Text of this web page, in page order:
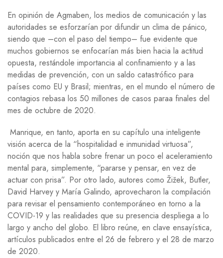
En opinión de Agmaben, los medios de comunicación y las
autoridades se esforzarían por difundir un clima de pánico,
siendo que –con el paso del tiempo– fue evidente que
muchos gobiernos se enfocarían más bien hacia la actitud
opuesta, restándole importancia al confinamiento y a las
medidas de prevención, con un saldo catastrófico para
países como EU y Brasil; mientras, en el mundo el número de
contagios rebasa los 50 millones de casos paraa finales del
mes de octubre de 2020.
Manrique, en tanto, aporta en su capítulo una inteligente
visión acerca de la “hospitalidad e inmunidad virtuosa”,
noción que nos habla sobre frenar un poco el aceleramiento
mental para, simplemente, “pararse y pensar, en vez de
actuar con prisa”. Por otro lado, autores como Žižek, Butler,
David Harvey y María Galindo, aprovecharon la compilación
para revisar el pensamiento contemporáneo en torno a la
COVID-19 y las realidades que su presencia despliega a lo
largo y ancho del globo. El libro reúne, en clave ensayística,
artículos publicados entre el 26 de febrero y el 28 de marzo
de 2020.